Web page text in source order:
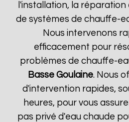
l'installation, la
de systèmes de chauffe-
Nous intervenons
efficacement pour
problèmes de chauffe-
Basse Goulaine. Nous
d'intervention rapides,
heures, pour vous
pas privé d'eau chaude